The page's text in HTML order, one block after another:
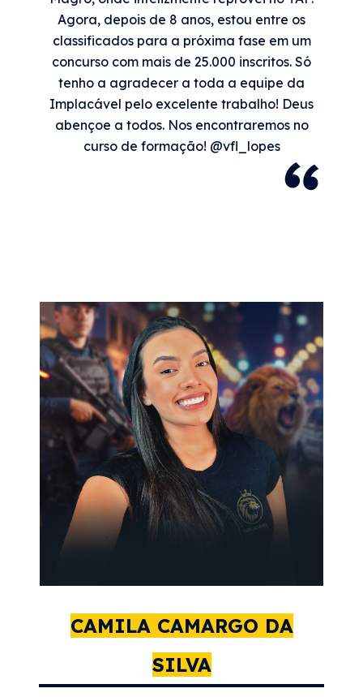
Agora, depois de 8 anos, estou entre os
classificados para a próxima fase em um
concurso com mais de 25.000 inscritos. Só
tenho a agradecer a toda a equipe da
Implacável pelo excelente trabalho! Deus
abençoe a todos. Nos encontraremos no
curso de formação! @vfl_lopes
CAMILA CAMARGO DA
SILVA